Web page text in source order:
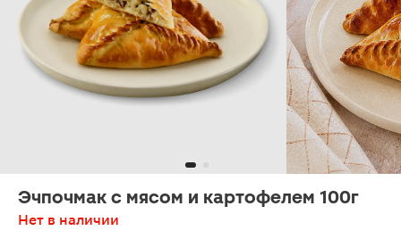
Эчпочмак с мясом и картофелем 100г
Нет в наличии